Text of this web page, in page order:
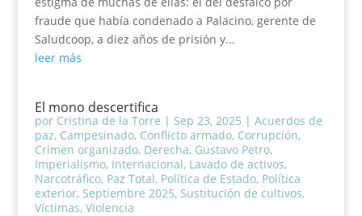
fraude que había condenado a Palacino, gerente de
Saludcoop, a diez años de prisión y...
leer más
El mono descertifica
por Cristina de la Torre | Sep 23, 2025 | Acuerdos de
paz, Campesinado, Conflicto armado, Corrupción,
Crímen organizado, Derecha, Gustavo Petro,
Imperialismo, Internacional, Lavado de activos,
Narcotráfico, Paz Total, Política de Estado, Política
exterior, Septiembre 2025, Sustitución de cultivos,
Víctimas, Violencia